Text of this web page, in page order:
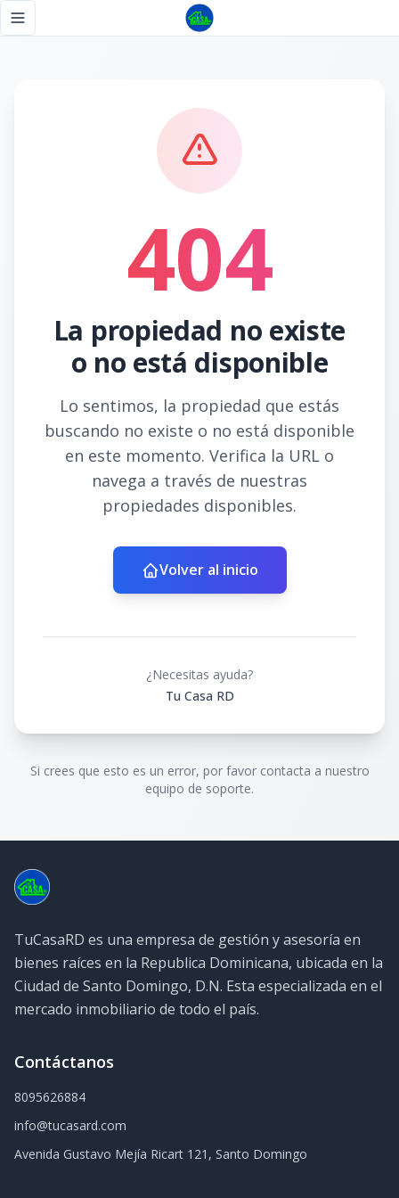
Toggle navigation menu
404
La propiedad no existe
o no está disponible
Lo sentimos, la propiedad que estás
buscando no existe o no está disponible
en este momento. Verifica la URL o
navega a través de nuestras
propiedades disponibles.
Volver al inicio
¿Necesitas ayuda?
Tu Casa RD
Si crees que esto es un error, por favor contacta a nuestro
equipo de soporte.
TuCasaRD es una empresa de gestión y asesoría en
bienes raíces en la Republica Dominicana, ubicada en la
Ciudad de Santo Domingo, D.N. Esta especializada en el
mercado inmobiliario de todo el país.
Contáctanos
8095626884
info@tucasard.com
Avenida Gustavo Mejía Ricart 121, Santo Domingo
Página no encontrada - Tu Casa RD